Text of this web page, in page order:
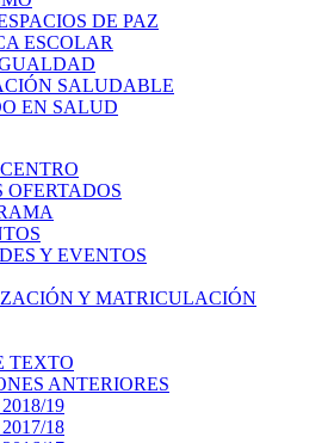
DE PAZ
ESCOLAR
SALUDABLE
EN SALUD
OFERTADOS
Y EVENTOS
Y MATRICULACIÓN
TEXTO
ANTERIORES
19
18